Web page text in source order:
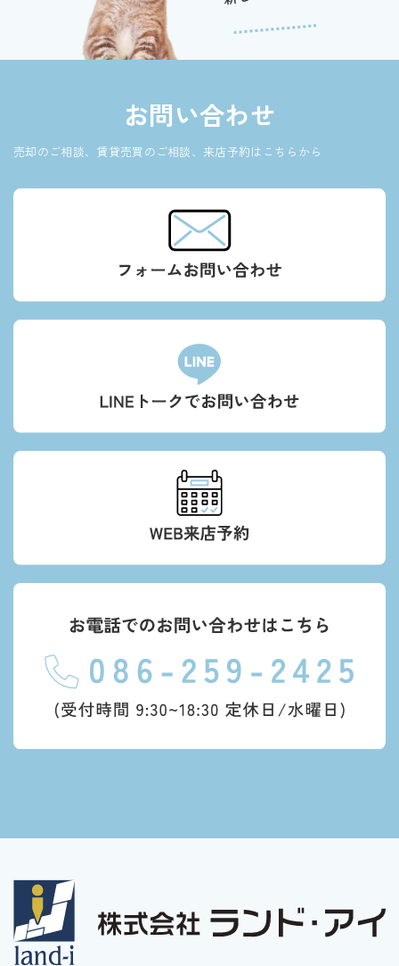
お問い合わせ
売却のご相談、賃貸売買のご相談、来店予約はこちらから